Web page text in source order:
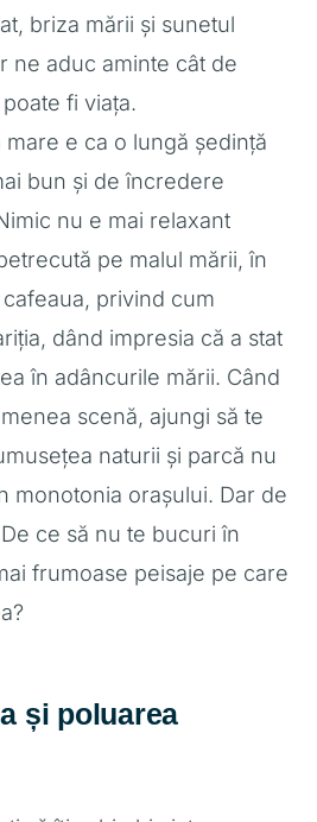
briza mării și sunetul
ne aduc aminte cât de
fi viața.
e ca o lungă ședință
bun și de încredere
nu e mai relaxant
pe malul mării, în
privind cum
dând impresia că a stat
în adâncurile mării. Când
scenă, ajungi să te
naturii și parcă nu
monotonia orașului. Dar de
ce să nu te bucuri în
frumoase peisaje pe care
și poluarea